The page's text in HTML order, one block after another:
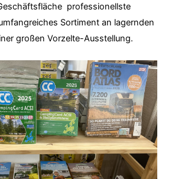
professionellste
Sortiment an lagernden
großen Vorzelte-Ausstellung.